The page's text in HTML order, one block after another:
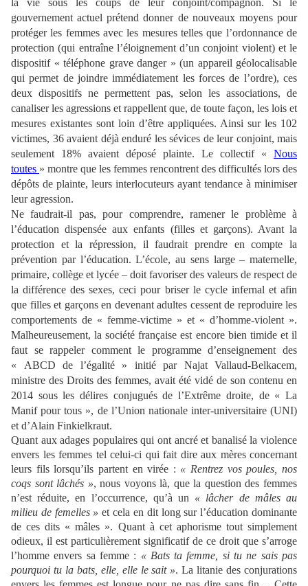
gouvernement actuel prétend donner de nouveaux moyens pour
protéger les femmes avec les mesures telles que l’ordonnance de
protection (qui entraîne l’éloignement d’un conjoint violent) et le
dispositif « téléphone grave danger » (un appareil géolocalisable
qui permet de joindre immédiatement les forces de l’ordre), ces
deux dispositifs ne permettent pas, selon les associations, de
canaliser les agressions et rappellent que, de toute façon, les lois et
mesures existantes sont loin d’être appliquées. Ainsi sur les 102
victimes, 36 avaient déjà enduré les sévices de leur conjoint, mais
seulement 18% avaient déposé plainte. Le collectif « Nous
toutes » montre que les femmes rencontrent des difficultés lors des
dépôts de plainte, leurs interlocuteurs ayant tendance à minimiser
leur agression.
Ne faudrait-il pas, pour comprendre, ramener le problème à
l’éducation dispensée aux enfants (filles et garçons). Avant la
protection et la répression, il faudrait prendre en compte la
prévention par l’éducation. L’école, au sens large – maternelle,
primaire, collège et lycée – doit favoriser des valeurs de respect de
la différence des sexes, ceci pour briser le cycle infernal et afin
que filles et garçons en devenant adultes cessent de reproduire les
comportements de « femme-victime » et « d’homme-violent ».
Malheureusement, la société française est encore bien timide et il
faut se rappeler comment le programme d’enseignement des
« ABCD de l’égalité » initié par Najat Vallaud-Belkacem,
ministre des Droits des femmes, avait été vidé de son contenu en
2014 sous les délires conjugués de l’Extrême droite, de « La
Manif pour tous », de l’Union nationale inter-universitaire (UNI)
et d’Alain Finkielkraut.
Quant aux adages populaires qui ont ancré et banalisé la violence
envers les femmes tel celui-ci qui fait dire aux mères concernant
leurs fils lorsqu’ils partent en virée : « Rentrez vos poules, nos
coqs sont lâchés », nous voyons là, que la question des femmes
n’est réduite, en l’occurrence, qu’à un « lâcher de mâles au
milieu de femelles » et cela en dit long sur l’éducation dominante
de ces dits « mâles ». Quant à cet aphorisme tout simplement
odieux, il est particulièrement significatif de ce droit que s’arroge
l’homme envers sa femme : « Bats ta femme, si tu ne sais pas
pourquoi tu la bats, elle, elle le sait ». La litanie des conjurations